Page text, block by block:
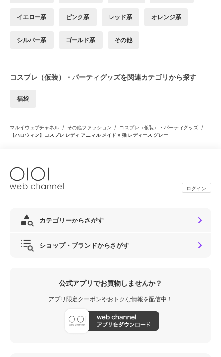
イエロー系 ピンク系 レッド系 オレンジ系
シルバー系 ゴールド系 その他
コスプレ（仮装）・パーティグッズを関連カテゴリから探す
福袋
マルイウェブチャネル / その他ファッション / コスプレ（仮装）・パーティグッズ /
【ハロウィン】コスプレ レディ アニマル メイド × 猫 レディース グレー
ログイン
カテゴリーからさがす
ショップ・ブランドからさがす
公式アプリでお買物しませんか？
アプリ限定クーポンやおトクな情報を配信中！